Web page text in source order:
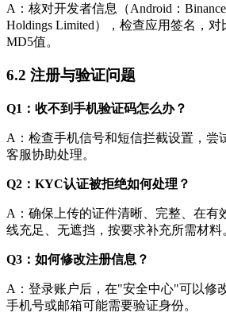
A：核对开发者信息（Android：
Holdings Limited），检查应用签名，
MD5值。
6.2 注册与验证问题
Q1：收不到手机验证码怎么办？
A：检查手机信号和短信拦截设置，尝
客服协助处理。
Q2：KYC认证被拒绝如何处理？
A：确保上传的证件清晰、完整、在有
线充足、无遮挡，按要求补充所需材料
Q3：如何修改注册信息？
A：登录账户后，在"安全中心"可以修
手机号或邮箱可能需要验证身份。